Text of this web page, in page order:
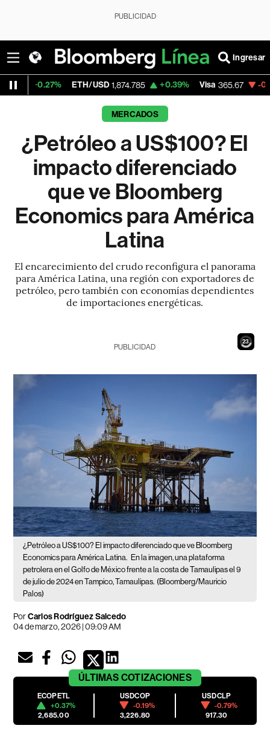
PUBLICIDAD
Ingresar
ETH/USD 1,874.785 +0.39% Visa 365.67 -0.13%
MERCADOS
¿Petróleo a US$100? El
impacto diferenciado
que ve Bloomberg
Economics para América
Latina
El encarecimiento del crudo reconfigura el panorama
para América Latina, una región con exportadores de
petróleo, pero también con economías dependientes
de importaciones energéticas.
21
PUBLICIDAD
¿Petróleo a US$100? El impacto diferenciado que ve Bloomberg
Economics para América Latina. En la imagen, una plataforma
petrolera en el Golfo de México frente a la costa de Tamaulipas el 9
de julio de 2024 en Tampico, Tamaulipas. (Bloomberg/Mauricio
Palos)
PorCarlos Rodríguez Salcedo
04 de marzo, 2026 | 09:09 AM
ÚLTIMAS COTIZACIONES
ECOPETL
+0.37%
2,685.00
USDCOP
-0.19%
3,226.80
USDCLP
-0.79%
917.30